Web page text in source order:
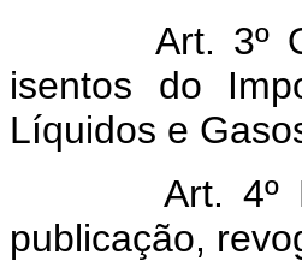
Art. 3º Os
isentos do
Líquidos e
Art. 4º Este
publicação,